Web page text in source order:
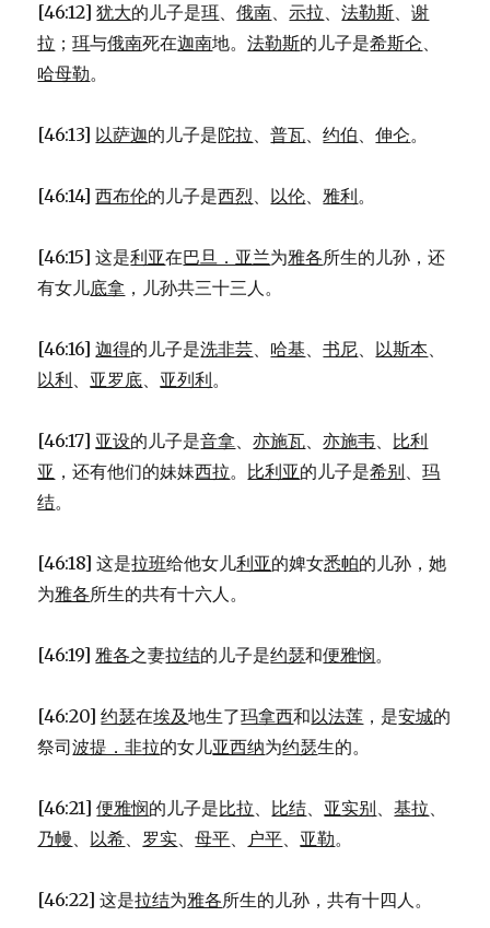
[46:12]犹大的儿子是珥、俄南、示拉、法勒斯、谢
拉 ；珥与俄南死在迦南地。法勒斯的儿子是希斯仑、
哈母勒。
[46:13] 以萨迦的儿子是陀拉、普瓦、约伯、伸仑。
[46:14]西布伦的儿子是西烈、 以伦、雅利。
[46:15] 这是利亚在巴旦．亚兰为雅各所生的儿孙，还
有女儿底拿 ，儿孙共三十三人。
[46:16]迦得的儿子是洗非芸、 哈基、书尼、 以斯本、
以利、 亚罗底、 亚列利。
[46:17] 亚设的儿子是音拿、亦施瓦、亦施韦、 比利
亚 ，还有他们的妹妹西拉。 比利亚的儿子是希别、玛
结。
[46:18] 这是拉班给他女儿利亚的婢女悉帕的儿孙，她
为雅各所生的共有十六人。
[46:19]雅各之妻拉结的儿子是约瑟和便雅悯。
[46:20]约瑟在埃及地生了玛拿西和以法莲 ，是安城的
祭司波提．非拉的女儿亚西纳为约瑟生的。
[46:21]便雅悯的儿子是比拉、 比结、 亚实别、基拉、
乃幔、 以希、 罗实、母平、 户平、 亚勒。
[46:22] 这是拉结为雅各所生的儿孙，共有十四人。